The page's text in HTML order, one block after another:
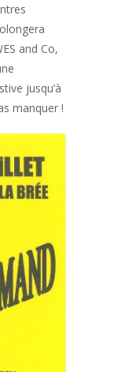
and Co,
jusqu’à
manquer !